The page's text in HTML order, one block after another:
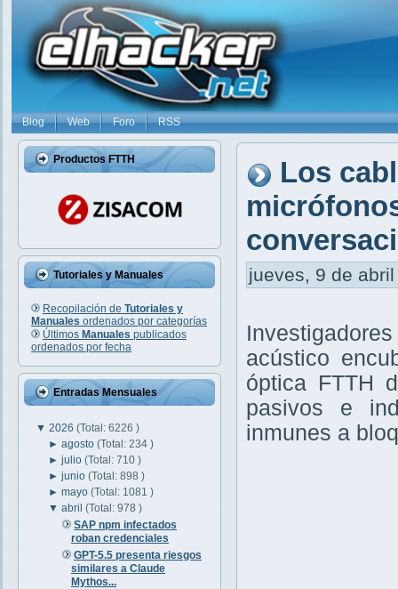
Blog Web Foro RSS
Productos FTTH
Tutoriales y Manuales
Recopilación de Tutoriales y
Manuales ordenados por categorías
Últimos Manuales publicados
ordenados por fecha
Entradas Mensuales
▼ 2026 (Total: 6226 )
►agosto(Total: 234 )
►julio(Total: 710 )
►junio(Total: 898 )
►mayo(Total: 1081 )
▼abril(Total: 978 )
SAP npm infectados
roban credenciales
GPT-5.5 presenta riesgos
similares a Claude
Mythos...
Los
jueves, 9 de
acústico
óptica FTTH
pasivos e
inmunes a